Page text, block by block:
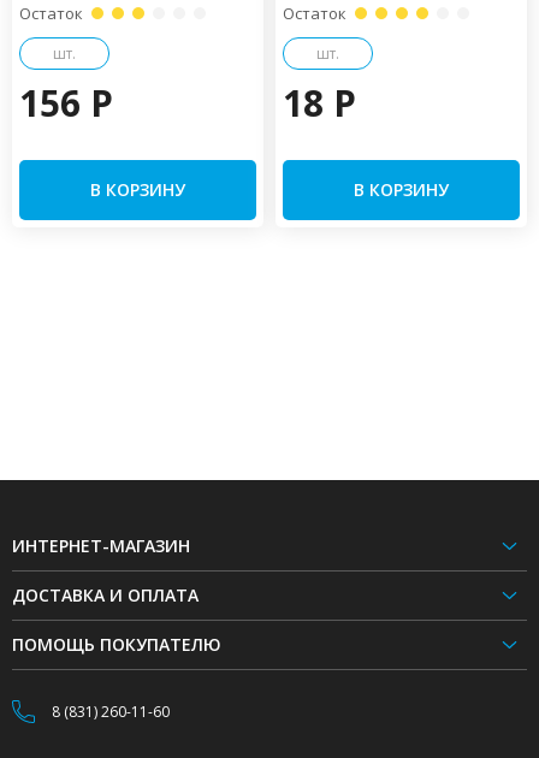
Остаток
шт.
156 P
В КОРЗИНУ
Остаток
шт.
18 P
В КОРЗИНУ
ИНТЕРНЕТ-МАГАЗИН
ДОСТАВКА И ОПЛАТА
ПОМОЩЬ ПОКУПАТЕЛЮ
8 (831) 260-11-60